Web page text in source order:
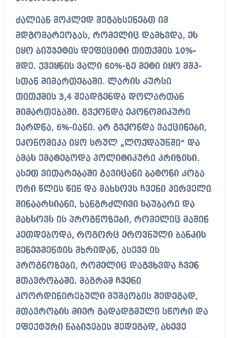
ძალიან მოკლედ შეგახსენებთ იმ
მდგომარეობას, რომელიც დამხვდა, ეს
იყო ბიუჯეტის დეფიციტი თითქმის 10%-
მდე. ქვეყნის ვალი 60%-ზე მეტი იყო მშპ-
სთან მიმართებაში. ლარის კურსი
თითქმის 3,4 შეადგენდა დოლართან
მიმართებაში. გვქონდა ეკონომიკური
ვარდნა, 6%-იანი. არ გვქონდა ვაქცინები,
ეკონომიკა იყო სრულ „​ლოქდაუნში“ და
ამას ემატებოდა პოლიტიკური კრიზისი.
ასეთ ვითარებაში გავიცანი ბატონი კობა
ორი წლის წინ და მახსოვს ჩვენი პირველი
შინაარსიანი, ხანგრძლივი საუბარი და
მახსოვს ის პროგნოზები, რომელიც მაშინ
კეთდებოდა, როგორც ეროვნული ბანკის
მენეჯმენტის მხრიდან, ასევე ის
პროგნოზები, რომელიც დაგვხვდა ჩვენ
მთავრობაში. მაგრამ ჩვენი
კოორდინირებული მუშაობის შედეგად,
მთავრობის მიერ გადადგმული სწორი და
ეფექტური ნაბიჯების შედეგად, ასევე